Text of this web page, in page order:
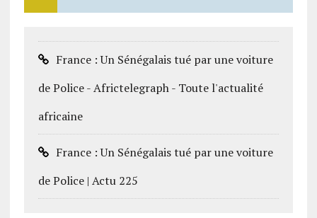
France : Un Sénégalais tué par une voiture
de Police - Africtelegraph - Toute l'actualité
africaine
France : Un Sénégalais tué par une voiture
de Police | Actu 225